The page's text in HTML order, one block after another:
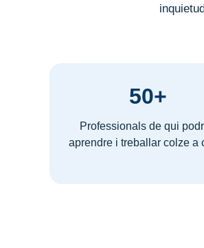
50+
Professionals de qui
aprendre i treballar colze a